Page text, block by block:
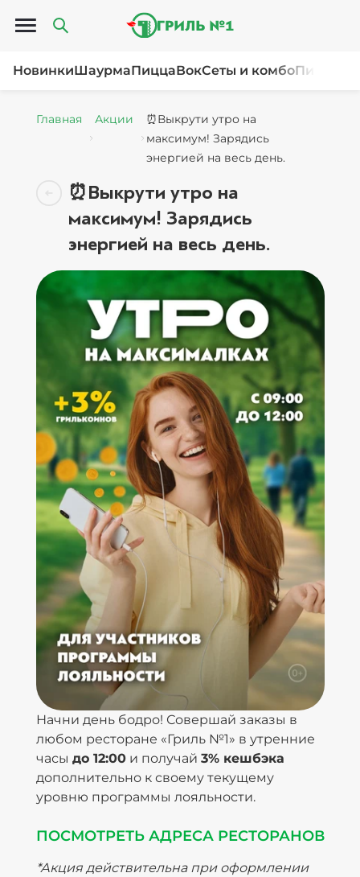
Открыть меню
НовинкиШаурмаПиццаВокСеты и комбоПироги
Главная Акции
⏰Выкрути утро на
максимум! Зарядись
энергией на весь день.
⏰Выкрути утро на
максимум! Зарядись
энергией на весь день.
Начни день бодро! Совершай заказы в
любом ресторане «Гриль №1» в утренние
часы до 12:00и получай 3% кешбэка
дополнительно к своему текущему
уровню программы лояльности.
ПОСМОТРЕТЬ АДРЕСА РЕСТОРАНОВ
*Акция действительна при оформлении